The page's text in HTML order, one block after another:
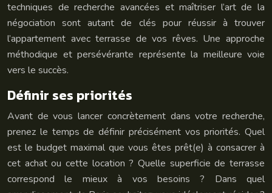
techniques de recherche avancées et maîtriser l’art de la
négociation sont autant de clés pour réussir à trouver
l’appartement avec terrasse de vos rêves. Une approche
méthodique et persévérante représente la meilleure voie
vers le succès.
Définir ses priorités
Avant de vous lancer concrètement dans votre recherche,
prenez le temps de définir précisément vos priorités. Quel
est le budget maximal que vous êtes prêt(e) à consacrer à
cet achat ou cette location ? Quelle superficie de terrasse
correspond le mieux à vos besoins ? Dans quel